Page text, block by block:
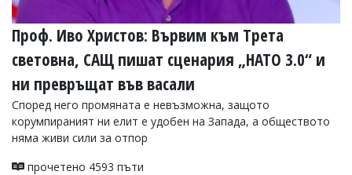
Проф. Иво Христов: Вървим към Трета
световна, САЩ пишат сценария „НАТО 3.0“ и
ни превръщат във васали
Според него промяната е невъзможна, защото
корумпираният ни елит е удобен на Запада, а обществото
няма живи сили за отпор
прочетено 4593 пъти